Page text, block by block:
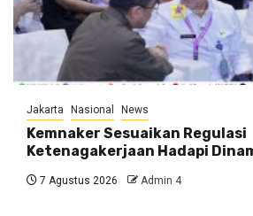
Jakarta Nasional News
Kemnaker Sesuaikan Regulasi
Ketenagakerjaan Hadapi
7 Agustus 2026 Admin 4